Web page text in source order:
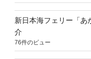
新日本海フェリー「あ
介
76件のビュー